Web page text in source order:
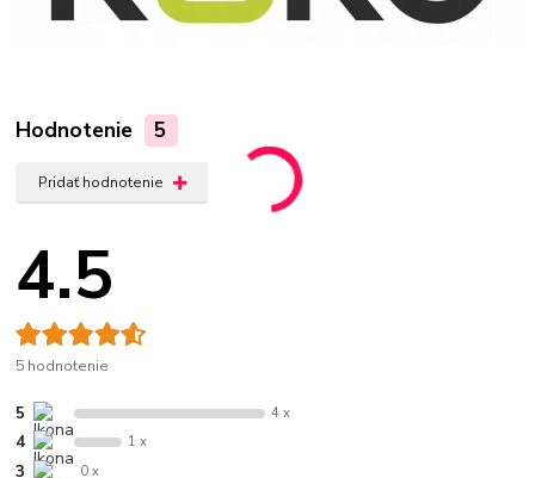
Hodnotenie 5
Pridať hodnotenie
4.5
5 hodnotenie
5 4 x
4 1 x
3 0 x